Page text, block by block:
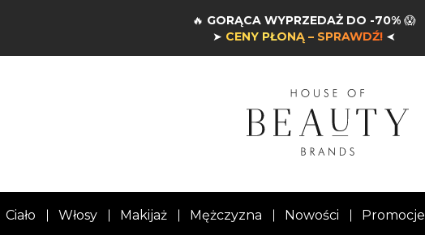
🔥 GORĄCA WYPRZEDAŻ DO -70%😱
➤ CENY PŁONĄ – SPRAWDŹ! ➤
Ciało Włosy Makijaż Mężczyzna Nowości Promocje